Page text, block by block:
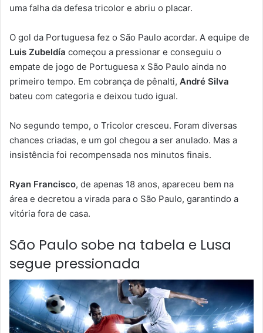
uma falha da defesa tricolor e abriu o placar.
O gol da Portuguesa fez o São Paulo acordar. A equipe de
Luis Zubeldía começou a pressionar e conseguiu o
empate de jogo de Portuguesa x São Paulo ainda no
primeiro tempo. Em cobrança de pênalti, André Silva
bateu com categoria e deixou tudo igual.
No segundo tempo, o Tricolor cresceu. Foram diversas
chances criadas, e um gol chegou a ser anulado. Mas a
insistência foi recompensada nos minutos finais.
Ryan Francisco, de apenas 18 anos, apareceu bem na
área e decretou a virada para o São Paulo, garantindo a
vitória fora de casa.
São Paulo sobe na tabela e Lusa
segue pressionada